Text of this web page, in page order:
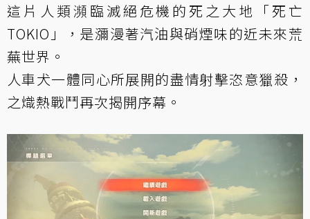
這片人類瀕臨滅絕危機的死之大地「死亡
TOKIO」，是瀰漫著汽油與硝煙味的近未來荒
蕪世界。
人車犬一體同心所展開的盡情射擊恣意獵殺，
之熾熱戰鬥再次揭開序幕。